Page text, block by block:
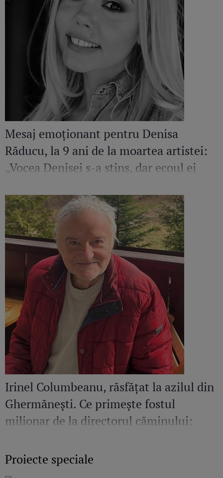
Mesaj emoționant pentru Denisa
Răducu, la 9 ani de la moartea artistei:
„Vocea Denisei s-a stins, dar ecoul ei
Irinel Columbeanu, răsfățat la azilul din
Ghermănești. Ce primește fostul
milionar de la directorul căminului:
Proiecte speciale